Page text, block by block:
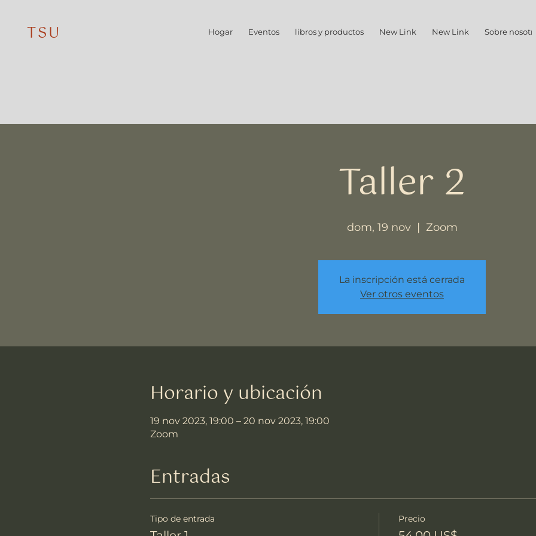
TSU Hogar Eventos libros y productos New Link New Link Sobre
Taller 2
dom, 19 nov
  |
Zoom
La inscripción está cerrada
Ver otros eventos
Horario y ubicación
19 nov 2023, 19:00 – 20 nov 2023, 19:00
Zoom
Entradas
Tipo de entrada Precio